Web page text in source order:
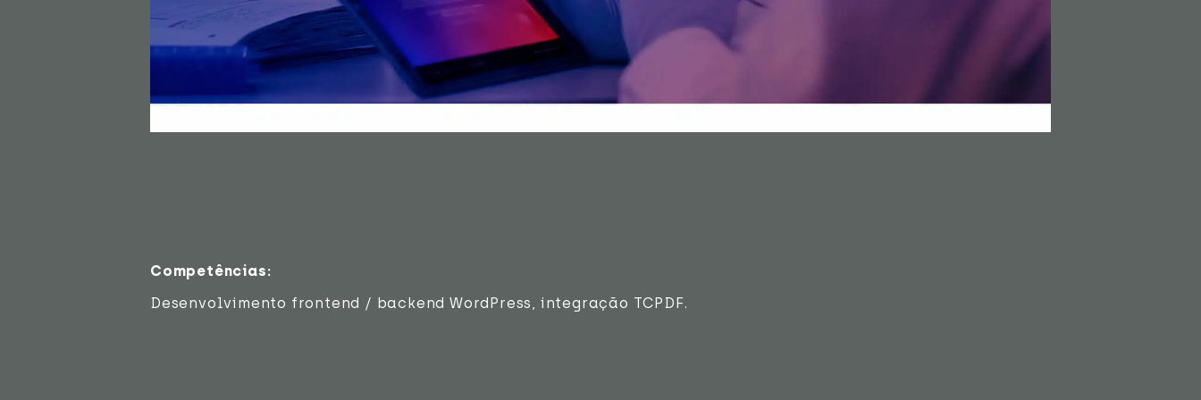
Competências:
Desenvolvimento frontend / backend WordPress, integração TCPDF.